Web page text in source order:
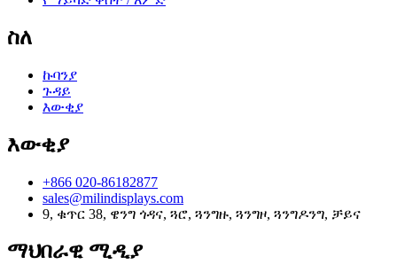
ስለ
ኩባንያ
ጉዳይ
እውቂያ
እውቂያ
+866 020-86182877
sales@milindisplays.com
9, ቁጥር 38, ዌንግ ጎዳና, ጓሮ, ጓንግዙ, ጓንግዞ, ጓንግዶንግ, ቻይና
ማህበራዊ ሚዲያ